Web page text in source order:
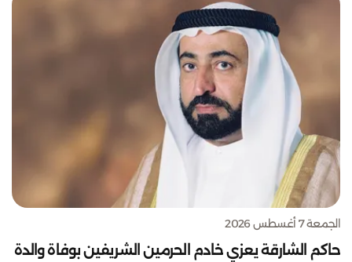
الجمعة 7 أغسطس 2026
حاكم الشارقة يعزي خادم الحرمين الشريفين بوفاة والدة